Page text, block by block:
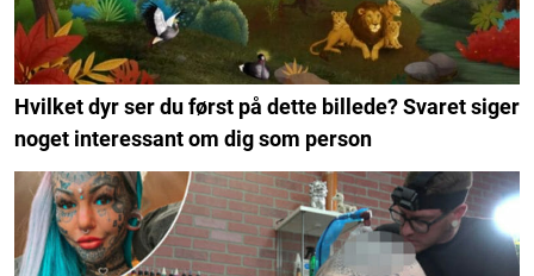
Hvilket dyr ser du først på dette billede? Svaret siger
noget interessant om dig som person